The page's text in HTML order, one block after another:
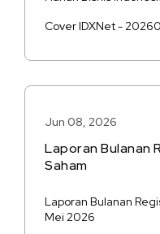
Cover IDXNet -
Jun 08, 2026
Laporan Bulanan
Saham
Laporan Bulanan
Mei 2026